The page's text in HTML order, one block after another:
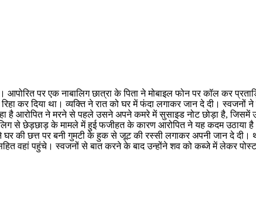
पर एक नाबालिग छात्रा के पिता ने मोबाइल फोन पर कॉल कर
कर दिया था। व्‍यक्‍त‍ि ने रात को घर में फंदा लगाकर जान दे दी।
है आरोपित ने मरने से पहले उसने अपने कमरे में सुसाइड नोट छोड़ा है,
से छेड़छाड़ के मामले में हुई फजीहत के कारण आरोपित ने यह कदम उठाया
की छत्त पर बनी गुमटी के हुक से जूट की रस्सी लगाकर अपनी जान दे दी।
वहां पहुंचे। स्वजनों से बात करने के बाद उन्होंने शव को कब्जे में लेकर